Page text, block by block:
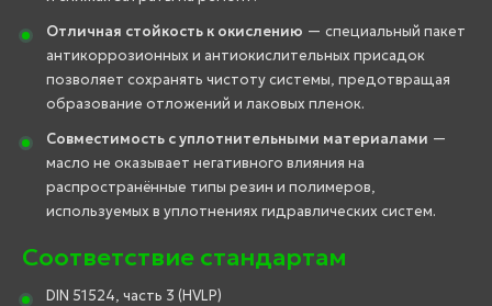
Отличная стойкость к окислению — специальный пакет
антикоррозионных и антиокислительных присадок
позволяет сохранять чистоту системы, предотвращая
образование отложений и лаковых пленок.
Совместимость с уплотнительными материалами —
масло не оказывает негативного влияния на
распространённые типы резин и полимеров,
используемых в уплотнениях гидравлических систем.
Соответствие стандартам
DIN 51524, часть 3 (HVLP)